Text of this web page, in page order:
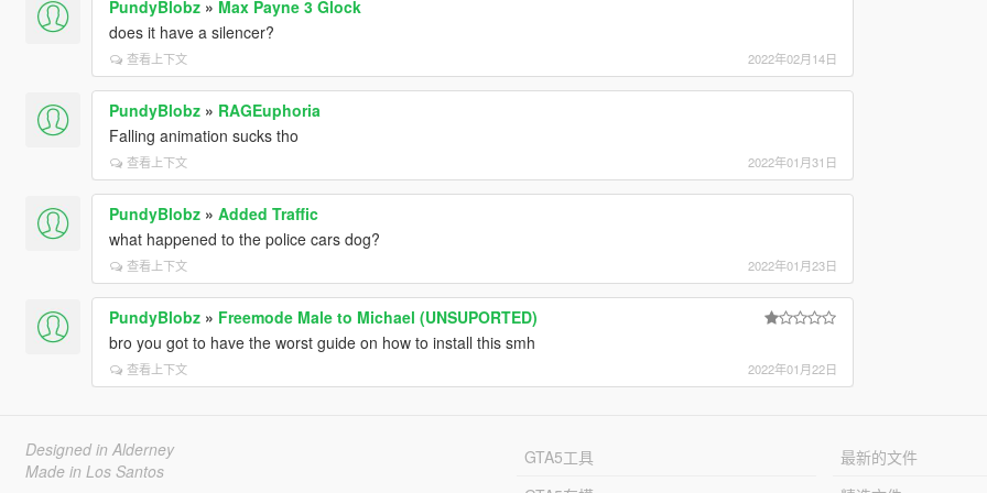
PundyBlobz» Max Payne 3 Glock
does it have a silencer?
查看上下文 2022年02月14日
PundyBlobz» RAGEuphoria
Falling animation sucks tho
查看上下文 2022年01月31日
PundyBlobz» Added Traffic
what happened to the police cars dog?
查看上下文 2022年01月23日
PundyBlobz» Freemode Male to Michael (UNSUPORTED)
bro you got to have the worst guide on how to install this smh
查看上下文 2022年01月22日
Designed in Alderney
Made in Los Santos
GTA5工具
最新的文件